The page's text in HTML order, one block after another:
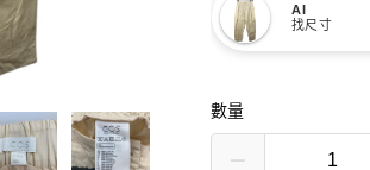
AI
找尺寸
數量